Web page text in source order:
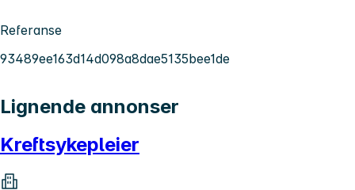
Referanse
93489ee163d14d098a8dae5135bee1de
Lignende annonser
Kreftsykepleier